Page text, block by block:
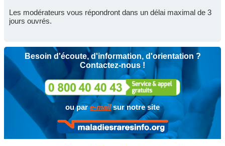
Les modérateurs vous répondront dans un délai maximal de 3
jours ouvrés.
Besoin d'écoute, d'information, d'orientation ?
Contactez-nous !
ou pare-mailsur notre site